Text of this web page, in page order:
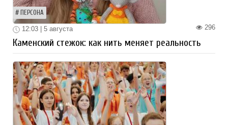
ПЕРСОНА
296
12:03 | 5 августа
Каменский стежок: как нить меняет реальность